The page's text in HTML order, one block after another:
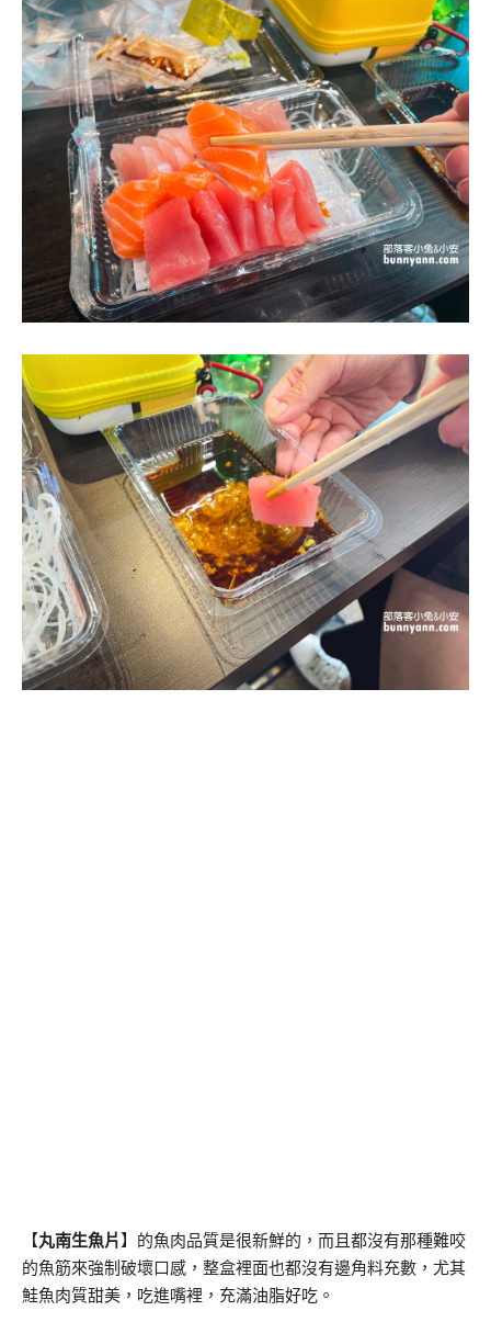
【丸南生魚片】的魚肉品質是很新鮮的，而且都沒有那種難咬
的魚筋來強制破壞口感，整盒裡面也都沒有邊角料充數，尤其
鮭魚肉質甜美，吃進嘴裡，充滿油脂好吃。